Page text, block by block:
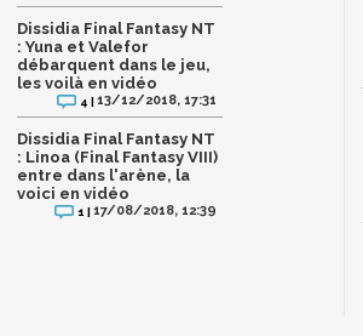
Dissidia Final Fantasy NT
: Yuna et Valefor
débarquent dans le jeu,
les voilà en vidéo
4 |13/12/2018, 17:31
Dissidia Final Fantasy NT
: Linoa (Final Fantasy VIII)
entre dans l'arène, la
voici en vidéo
1 |17/08/2018, 12:39